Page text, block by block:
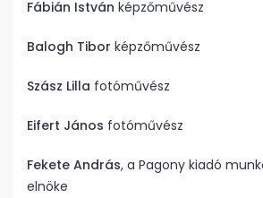
Fábián István képzőművész
Balogh Tibor képzőművész
Szász Lilla fotóművész
Eifert János fotóművész
Fekete András, a Pagony kiadó
elnöke